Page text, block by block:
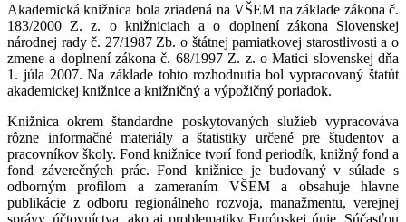
Akademická knižnica bola zriadená na VŠEM na základe zákona č.
183/2000 Z. z. o knižniciach a o doplnení zákona Slovenskej
národnej rady č. 27/1987 Zb. o štátnej pamiatkovej starostlivosti a o
zmene a doplnení zákona č. 68/1997 Z. z. o Matici slovenskej dňa
1. júla 2007. Na základe tohto rozhodnutia bol vypracovaný štatút
akademickej knižnice a knižničný a výpožičný poriadok.
Knižnica okrem štandardne poskytovaných služieb vypracováva
rôzne informačné materiály a štatistiky určené pre študentov a
pracovníkov školy. Fond knižnice tvorí fond periodík, knižný fond a
fond záverečných prác. Fond knižnice je budovaný v súlade s
odborným profilom a zameraním VŠEM a obsahuje hlavne
publikácie z odboru regionálneho rozvoja, manažmentu, verejnej
správy, účtovníctva, ako aj problematiky Európskej únie. Súčasťou